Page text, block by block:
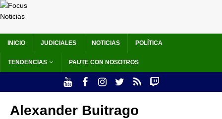
INICIO JUDICIALES NOTICIAS POLÍTICA
TENDENCIAS PAUTE CON NOSOTROS
Alexander Buitrago